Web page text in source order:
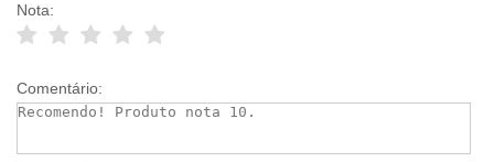
Nota:
Comentário: